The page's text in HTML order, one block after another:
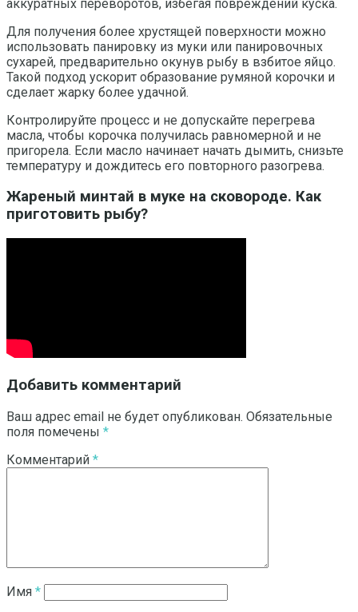
аккуратных переворотов, избегая повреждений куска.
Для получения более хрустящей поверхности можно
использовать панировку из муки или панировочных
сухарей, предварительно окунув рыбу в взбитое яйцо.
Такой подход ускорит образование румяной корочки и
сделает жарку более удачной.
Контролируйте процесс и не допускайте перегрева
масла, чтобы корочка получилась равномерной и не
пригорела. Если масло начинает начать дымить, снизьте
температуру и дождитесь его повторного разогрева.
Жареный минтай в муке на сковороде. Как
приготовить рыбу?
Добавить комментарий
Ваш адрес email не будет опубликован. Обязательные
поля помечены *
Комментарий *
Имя *